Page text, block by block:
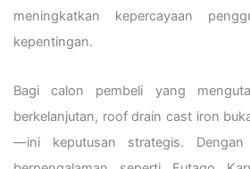
meningkatkan kepercayaan
kepentingan.
Bagi calon pembeli yang
berkelanjutan, roof drain cast iron
—ini keputusan strategis. Dengan